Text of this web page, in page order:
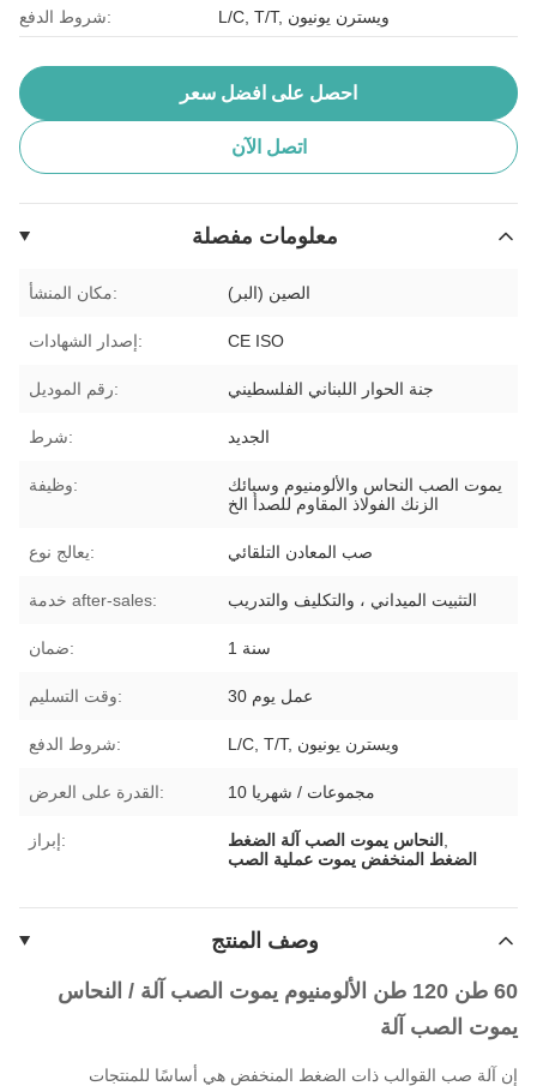
شروط الدفع: L/C, T/T, ويسترن يونيون
احصل على افضل سعر
اتصل الآن
معلومات مفصلة
مكان المنشأ: الصين (البر)
إصدار الشهادات: CE ISO
رقم الموديل: جنة الحوار اللبناني الفلسطيني
شرط: الجديد
وظيفة:
يموت الصب النحاس والألومنيوم وسبائك
الزنك الفولاذ المقاوم للصدأ الخ
يعالج نوع: صب المعادن التلقائي
خدمة after-sales: التثبيت الميداني ، والتكليف والتدريب
ضمان: 1 سنة
وقت التسليم: 30 عمل يوم
شروط الدفع: L/C, T/T, ويسترن يونيون
القدرة على العرض: 10 مجموعات / شهريا
إبراز: النحاس يموت الصب آلة الضغط
الضغط المنخفض يموت عملية الصب
وصف المنتج
60 طن 120 طن الألومنيوم يموت الصب آلة / النحاس
يموت الصب آلة
إن آلة صب القوالب ذات الضغط المنخفض هي أساسًا للمنتجات